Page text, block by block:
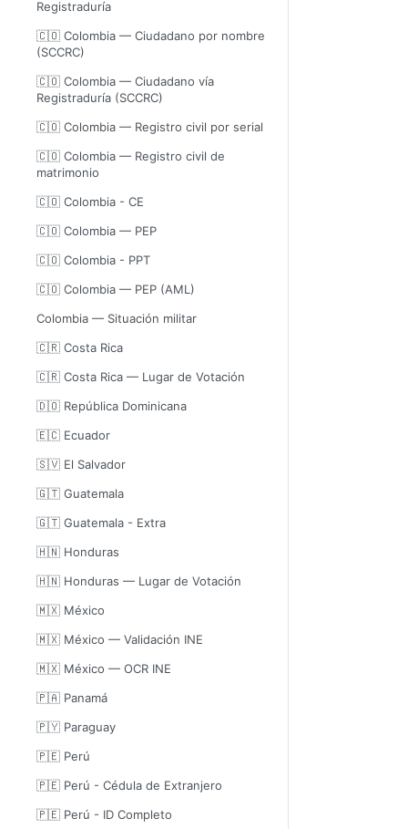
Registraduría
🇨🇴 Colombia — Ciudadano por nombre
(SCCRC)
🇨🇴 Colombia — Ciudadano vía
Registraduría (SCCRC)
🇨🇴 Colombia — Registro civil por serial
🇨🇴 Colombia — Registro civil de
matrimonio
🇨🇴 Colombia - CE
🇨🇴 Colombia — PEP
🇨🇴 Colombia - PPT
🇨🇴 Colombia — PEP (AML)
Colombia — Situación militar
🇨🇷 Costa Rica
🇨🇷 Costa Rica — Lugar de Votación
🇩🇴 República Dominicana
🇪🇨 Ecuador
🇸🇻 El Salvador
🇬🇹 Guatemala
🇬🇹 Guatemala - Extra
🇭🇳 Honduras
🇭🇳 Honduras — Lugar de Votación
🇲🇽 México
🇲🇽 México — Validación INE
🇲🇽 México — OCR INE
🇵🇦 Panamá
🇵🇾 Paraguay
🇵🇪 Perú
🇵🇪 Perú - Cédula de Extranjero
🇵🇪 Perú - ID Completo